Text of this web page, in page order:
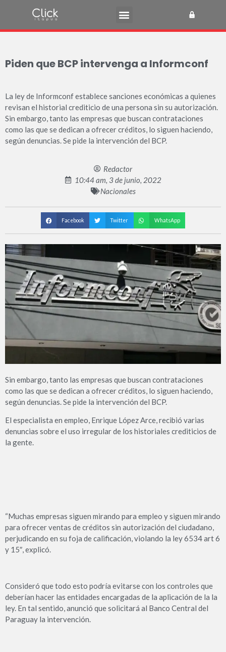
Piden que BCP intervenga a Informconf
La ley de Informconf establece sanciones económicas a quienes
revisan el historial crediticio de una persona sin su autorización.
Sin embargo, tanto las empresas que buscan contrataciones
como las que se dedican a ofrecer créditos, lo siguen haciendo,
según denuncias. Se pide la intervención del BCP.
Redactor
10:44 am, 3 de junio, 2022
Nacionales
Facebook Twitter WhatsApp
Sin embargo, tanto las empresas que buscan contrataciones
como las que se dedican a ofrecer créditos, lo siguen haciendo,
según denuncias. Se pide la intervención del BCP.
El especialista en empleo, Enrique López Arce, recibió varias
denuncias sobre el uso irregular de los historiales crediticios de
la gente.
“Muchas empresas siguen mirando para empleo y siguen mirando
para ofrecer ventas de créditos sin autorización del ciudadano,
perjudicando en su foja de calificación, violando la ley 6534 art 6
y 15″, explicó.
Consideró que todo esto podría evitarse con los controles que
deberían hacer las entidades encargadas de la aplicación de la la
ley. En tal sentido, anunció que solicitará al Banco Central del
Paraguay la intervención.